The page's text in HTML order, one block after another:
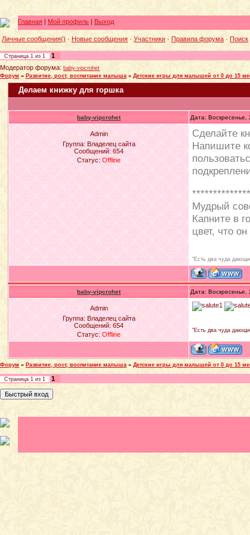
Главная | Мой профиль | Выход
Личные сообщения() · Новые сообщения · Участники · Правила форума · Поиск
Страница 1 из 1
1
Модератор форума: baby-vipcrohet
Форум » Развитие, рост, воспитание малыша » Детские игры для малышей от 0 до 15
Делаем книжку для горшка
baby-vipcrohet Дата:
Admin
Группа: Владелец сайта
Сообщений:654
Статус:Offline
Сделайте
Напишите
Мудрый
Капните в
цвет, что
"Есть два чуда
baby-vipcrohet Дата:
Admin
Группа: Владелец сайта
Сообщений:654
Статус:Offline
"Есть два чуда
Форум » Развитие, рост, воспитание малыша » Детские игры для малышей от 0 до 15
Страница 1 из 1
1